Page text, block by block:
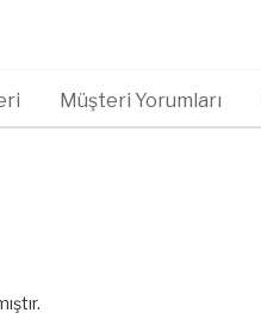
Müşteri Yorumları